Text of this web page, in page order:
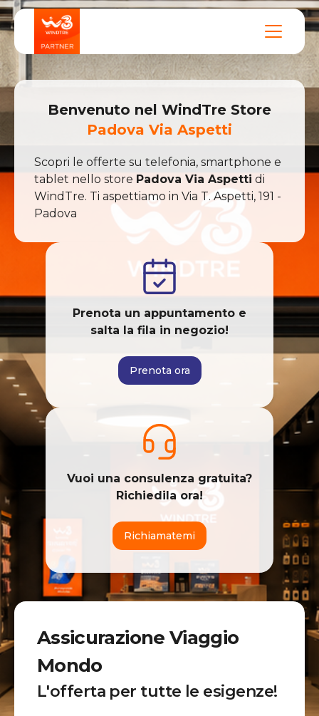
Benvenuto nel WindTre Store
Padova Via Aspetti
Scopri le offerte su telefonia, smartphone e
tablet nello store Padova Via Aspetti di
WindTre. Ti aspettiamo in Via T. Aspetti, 191 -
Padova
Prenota un appuntamento e
salta la fila in negozio!
Prenota ora
Vuoi una consulenza gratuita?
Richiedila ora!
Richiamatemi
Assicurazione Viaggio
Mondo
L'offerta per tutte le esigenze!